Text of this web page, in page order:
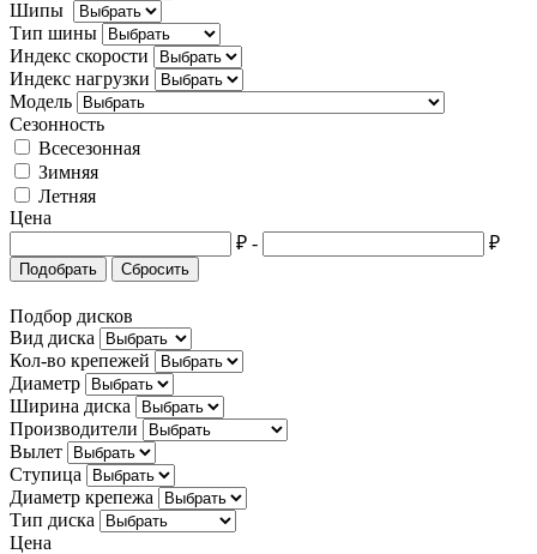
Шипы
Тип шины
Индекс скорости
Индекс нагрузки
Модель
Сезонность
Всесезонная
Зимняя
Летняя
Цена
₽ - ₽
Подобрать Сбросить
Подбор дисков
Вид диска
Кол-во крепежей
Диаметр
Ширина диска
Производители
Вылет
Ступица
Диаметр крепежа
Тип диска
Цена